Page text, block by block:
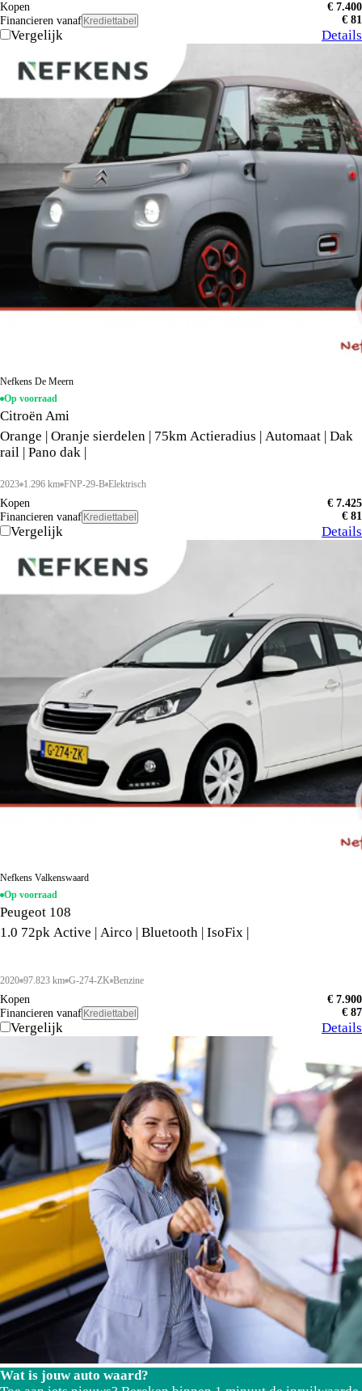
Kopen
€ 7.400
Financieren vanaf Krediettabel € 81
Vergelijk Details
Nefkens De Meern
Op voorraad
Citroën Ami
Orange | Oranje sierdelen | 75km Actieradius | Automaat | Dak
rail | Pano dak |
2023 1.296 km FNP-29-B Elektrisch
Kopen
€ 7.425
Financieren vanaf Krediettabel € 81
Vergelijk Details
Nefkens Valkenswaard
Op voorraad
Peugeot 108
1.0 72pk Active | Airco | Bluetooth | IsoFix |
2020 97.823 km G-274-ZK Benzine
Kopen
€ 7.900
Financieren vanaf Krediettabel € 87
Vergelijk Details
Wat is jouw auto waard?